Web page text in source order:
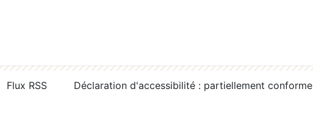
Flux RSS Déclaration d'accessibilité : partiellement conforme